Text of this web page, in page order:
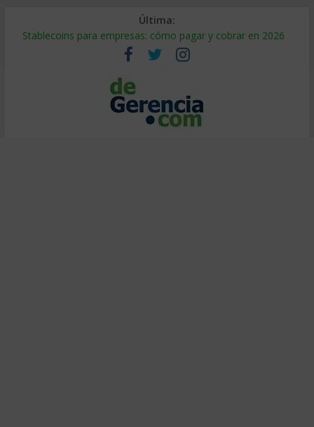
Última:
Stablecoins para empresas: cómo pagar y cobrar en 2026
Despido silencioso: qué es y por qué sale tan caro
IA en selección de personal: cómo auditarla a tiempo
Trabajo forzoso en la cadena de suministro: qué hacer
Mercado hispano de EE. UU.: cómo segmentarlo y venderle